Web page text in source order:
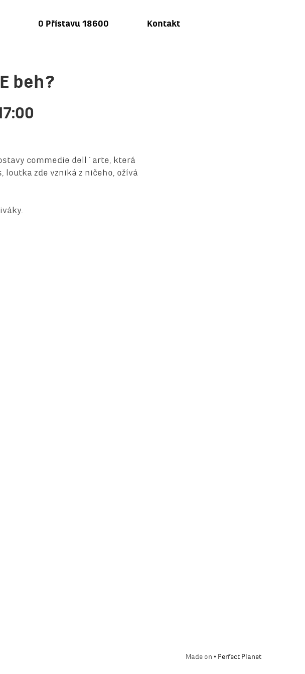
O Přístavu 18600 Kontakt
beh?
commedie dell´arte, která
zde vzniká z ničeho, ožívá
Made on • Perfect Planet